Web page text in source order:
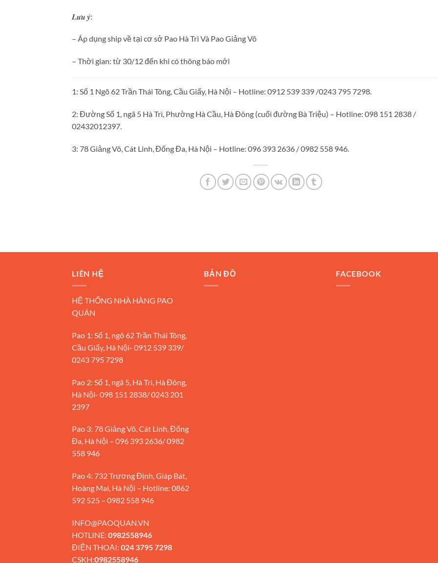
𝑳𝒖̛𝒖 𝒚́:
– Áp dụng ship về tại cơ sở Pao Hà Trì Và Pao Giảng Võ
– Thời gian: từ 30/12 đến khi có thông báo mới
1: Số 1 Ngõ 62 Trần Thái Tông, Cầu Giấy, Hà Nội – Hotline: 0912 539 339 /0243 795 7298.
2: Đường Số 1, ngã 5 Hà Trì, Phường Hà Cầu, Hà Đông (cuối đường Bà Triệu) – Hotline: 098 151 2838 /
02432012397.
3: 78 Giảng Võ, Cát Linh, Đống Đa, Hà Nội – Hotline: 096 393 2636 / 0982 558 946.
LIÊN HỆ
HỆ THỐNG NHÀ HÀNG PAO
QUÁN
Pao 1: Số 1, ngõ 62 Trần Thái Tông,
Cầu Giấy, Hà Nội- 0912 539 339/
0243 795 7298
Pao 2: Số 1, ngã 5, Hà Trì, Hà Đông,
Hà Nội- 098 151 2838/ 0243 201
2397
Pao 3: 78 Giảng Võ, Cát Linh, Đống
Đa, Hà Nội – 096 393 2636/ 0982
558 946
Pao 4: 732 Trương Định, Giáp Bát,
Hoàng Mai, Hà Nội – Hotline: 0862
592 525 – 0982 558 946
INFO@PAOQUAN.VN
HOTLINE: 0982558946
ĐIỆN THOẠI: 024 3795 7298
CSKH:0982558946
BẢN ĐỒ FACEBOOK